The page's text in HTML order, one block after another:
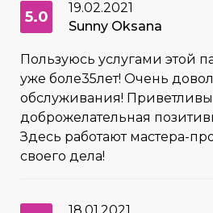
5.0
19.02.2021
Sunny Oksana
Пользуюсь услугами этой
уже боле35лет! Очень
обслуживания!
доброжелательная
Здесь работают мастера-
своего дела!